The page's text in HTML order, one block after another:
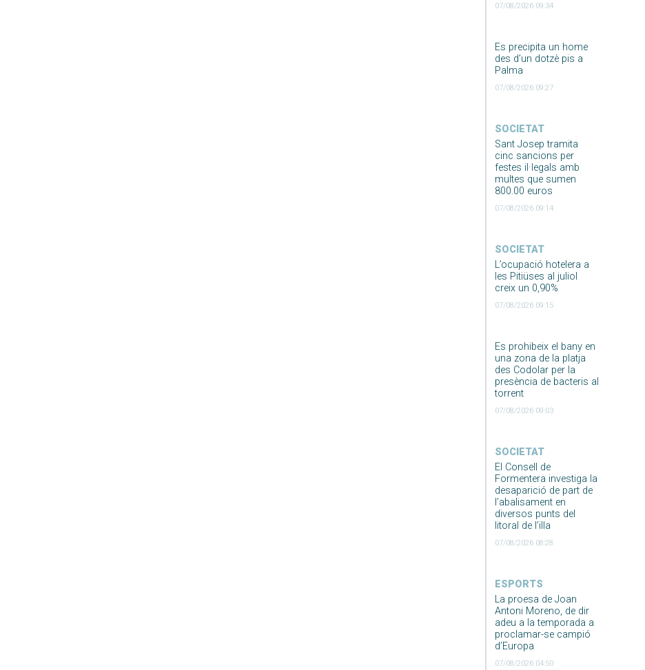
07/08/2026 09:34
Es precipita un home
des d’un dotzè pis a
Palma
07/08/2026 09:27
SOCIETAT
Sant Josep tramita
cinc sancions per
festes il·legals amb
multes que sumen
800.00 euros
07/08/2026 09:14
SOCIETAT
L’ocupació hotelera a
les Pitiüses al juliol
creix un 0,90%
07/08/2026 09:15
Es prohibeix el bany en
una zona de la platja
des Codolar per la
presència de bacteris al
torrent
07/08/2026 09:03
SOCIETAT
El Consell de
Formentera investiga la
desaparició de part de
l’abalisament en
diversos punts del
litoral de l’illa
07/08/2026 08:28
ESPORTS
La proesa de Joan
Antoni Moreno, de dir
adeu a la temporada a
proclamar-se campió
d’Europa
07/08/2026 04:50